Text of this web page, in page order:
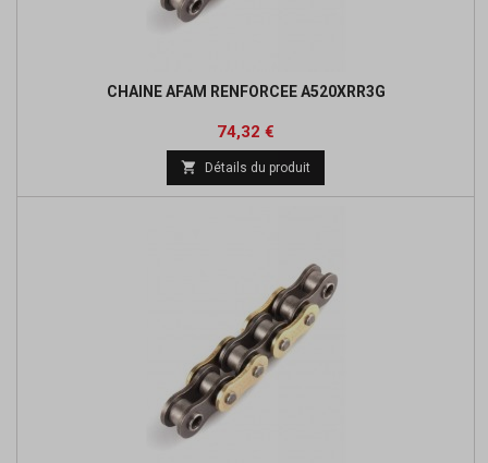
CHAINE AFAM RENFORCEE A520XRR3G
Prix
74,32 €
base
 Détails du produit